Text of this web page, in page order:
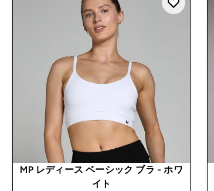
MP レディース ベーシック ブラ - ホワ
イト